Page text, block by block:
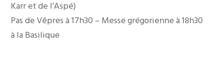
Karr et de l’Aspé)
Pas de Vêpres à 17h30 – Messe grégorienne à 18h30
à la Basilique